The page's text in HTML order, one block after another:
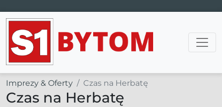
Main Navigation
Imprezy & Oferty Czas na Herbatę
Czas na Herbatę